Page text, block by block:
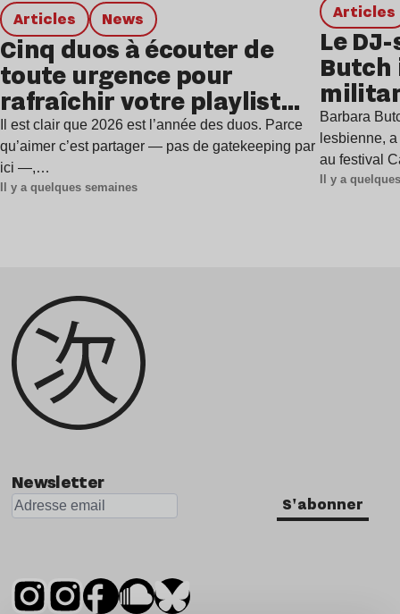
Articles news
Cinq duos à écouter de
toute urgence pour
rafraîchir votre playlist
estivale
Il est clair que 2026 est l’année des duos. Parce
qu’aimer c’est partager — pas de gatekeeping par
ici —,…
Il y a quelques semaines
Articles
Le
Butch
à
Barbara
lesbienne,
au festival
Il y a
Newsletter
S'abonner